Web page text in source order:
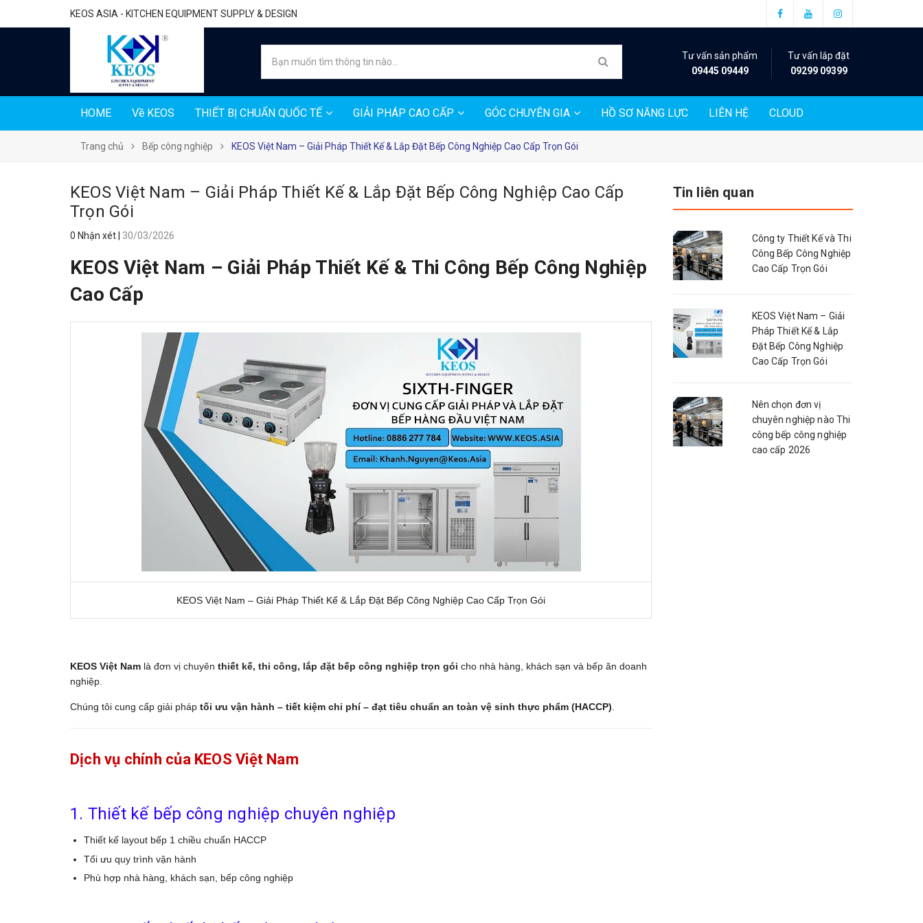
KEOS ASIA - KITCHEN EQUIPMENT SUPPLY & DESIGN
Tư vấn sản phẩm
09445 09449
Tư vấn lắp đặt
09299 09399
HOME Về KEOS THIẾT BỊ CHUẨN QUỐC TẾ GIẢI PHÁP CAO CẤP GÓC CHUYÊN GIA HỒ SƠ NĂNG LỰC LIÊN HỆ CLOUD
Trang chủ Bếp công nghiệp KEOS Việt Nam – Giải Pháp Thiết Kế & Lắp Đặt Bếp Công Nghiệp Cao Cấp Trọn Gói
KEOS Việt Nam – Giải Pháp Thiết Kế & Lắp Đặt Bếp Công Nghiệp Cao Cấp
Trọn Gói
0 Nhận xét 30/03/2026
KEOS Việt Nam – Giải Pháp Thiết Kế & Thi Công Bếp Công Nghiệp
Cao Cấp
KEOS Việt Nam – Giải Pháp Thiết Kế & Lắp Đặt Bếp Công Nghiệp Cao Cấp Trọn Gói
KEOS Việt Nam là đơn vị chuyên thiết kế, thi công, lắp đặt bếp công nghiệp trọn gói cho nhà hàng, khách sạn và bếp ăn doanh
nghiệp.
Chúng tôi cung cấp giải pháp tối ưu vận hành – tiết kiệm chi phí – đạt tiêu chuẩn an toàn vệ sinh thực phẩm (HACCP)
Dịch vụ chính của KEOS Việt Nam
1. Thiết kế bếp công nghiệp chuyên nghiệp
Thiết kế layout bếp 1 chiều chuẩn HACCP
Tối ưu quy trình vận hành
Phù hợp nhà hàng, khách sạn, bếp công nghiệp
Tin liên quan
Công ty Thiết Kế và Thi
Công Bếp Công Nghiệp
Cao Cấp Trọn Gói
KEOS Việt Nam – Giải
Pháp Thiết Kế & Lắp
Đặt Bếp Công Nghiệp
Cao Cấp Trọn Gói
Nên chọn đơn vị
chuyên nghiệp nào Thi
công bếp công nghiệp
cao cấp 2026